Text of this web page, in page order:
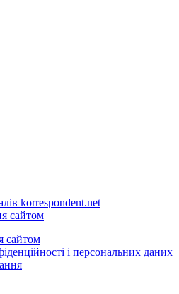
korrespondent.net
сайтом
сайтом
і персональних даних